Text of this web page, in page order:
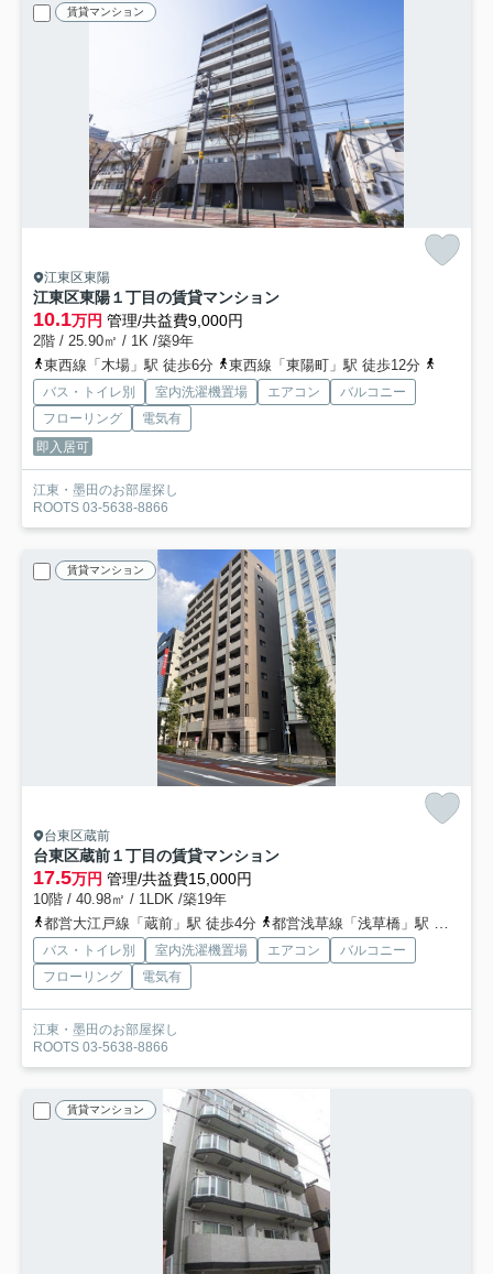
賃貸マンション
江東区東陽
江東区東陽１丁目の賃貸マンション
10.1万円 管理/共益費9,000円
2階 / 25.90㎡ / 1K /築9年
東西線「木場」駅 徒歩6分
東西線「東陽町」駅 徒歩12分
バス・トイレ別 室内洗濯機置場 エアコン
バルコニー
フローリング
電気有
即入居可
江東・墨田のお部屋探し
ROOTS 03-5638-8866
賃貸マンション
台東区蔵前
台東区蔵前１丁目の賃貸マンション
17.5万円 管理/共益費15,000円
10階 / 40.98㎡ / 1LDK /築19年
都営大江戸線「蔵前」駅 徒歩4分
都営浅草線「浅草橋」駅 徒歩6分
バス・トイレ別 室内洗濯機置場 エアコン
バルコニー
フローリング
電気有
江東・墨田のお部屋探し
ROOTS 03-5638-8866
賃貸マンション